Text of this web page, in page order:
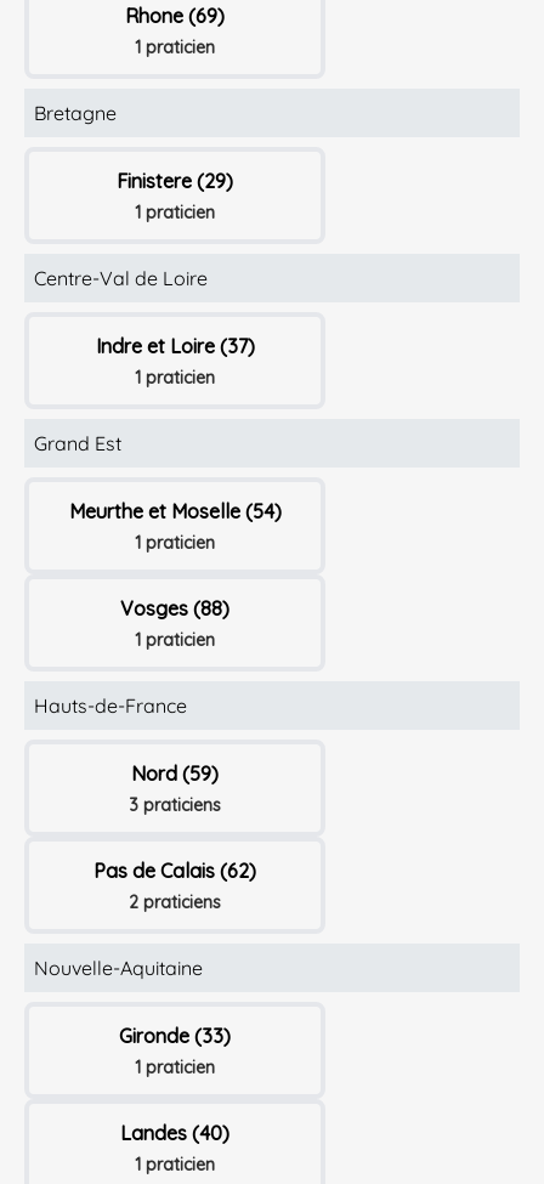
Rhone (69)
1 praticien
Bretagne
Finistere (29)
1 praticien
Centre-Val de Loire
Indre et Loire (37)
1 praticien
Grand Est
Meurthe et Moselle (54)
1 praticien
Vosges (88)
1 praticien
Hauts-de-France
Nord (59)
3 praticiens
Pas de Calais (62)
2 praticiens
Nouvelle-Aquitaine
Gironde (33)
1 praticien
Landes (40)
1 praticien